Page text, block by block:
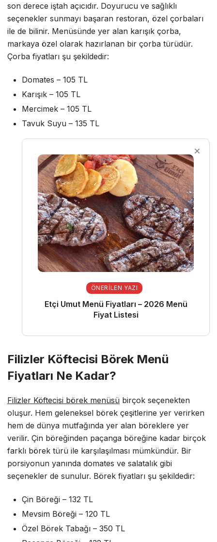
son derece iştah açıcıdır. Doyurucu ve sağlıklı
seçenekler sunmayı başaran restoran, özel çorbaları
ile de bilinir. Menüsünde yer alan karışık çorba,
markaya özel olarak hazırlanan bir çorba türüdür.
Çorba fiyatları şu şekildedir:
Domates – 105 TL
Karışık – 105 TL
Mercimek – 105 TL
Tavuk Suyu – 135 TL
ÖNERILEN YAZI
Etçi Umut Menü Fiyatları – 2026 Menü
Fiyat Listesi
Filizler Köftecisi Börek Menü
Fiyatları Ne Kadar?
Filizler Köftecisi börek menüsü birçok seçenekten
oluşur. Hem geleneksel börek çeşitlerine yer verirken
hem de dünya mutfağında yer alan böreklere yer
verilir. Çin böreğinden paçanga böreğine kadar birçok
farklı börek türü ile karşılaşılması mümkündür. Bir
porsiyonun yanında domates ve salatalık gibi
seçenekler de sunulur. Börek fiyatları şu şekildedir:
Çin Böreği – 132 TL
Mevsim Böreği – 120 TL
Özel Börek Tabağı – 350 TL